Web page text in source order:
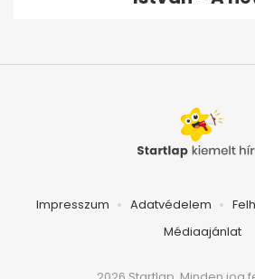
Impresszum Adatvédelem
Médiaajánlat